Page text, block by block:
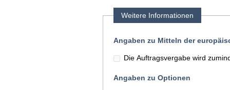
Weitere Informationen
Angaben zu Mitteln der
Die Auftragsvergabe wird
Angaben zu Optionen